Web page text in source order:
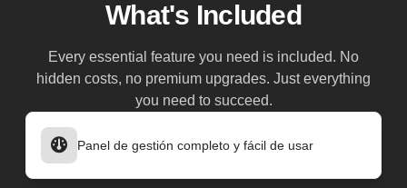
What's Included
Every essential feature you need is included. No
hidden costs, no premium upgrades. Just everything
you need to succeed.
Panel de gestión completo y fácil de usar